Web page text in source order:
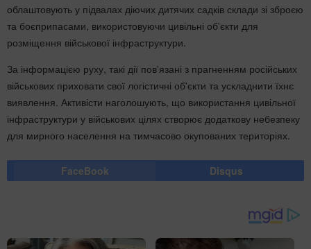
облаштовують у підвалах діючих дитячих садків склади зі зброєю
та боєприпасами, використовуючи цивільні об'єкти для
розміщення військової інфраструктури.
За інформацією руху, такі дії пов'язані з прагненням російських
військових приховати свої логістичні об'єкти та ускладнити їхнє
виявлення. Активісти наголошують, що використання цивільної
інфраструктури у військових цілях створює додаткову небезпеку
для мирного населення на тимчасово окупованих територіях.
FaceBook Disqus